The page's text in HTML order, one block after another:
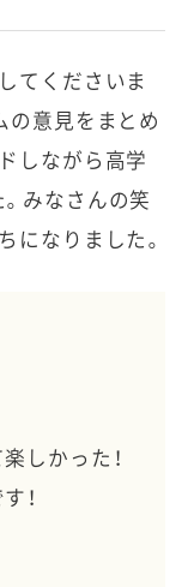
てくださいま
の意見をまとめ
しながら高学
みなさんの笑
になりました。
しかった！
！